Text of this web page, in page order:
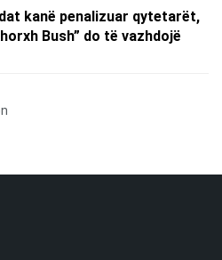
kanë penalizuar qytetarët,
Bush” do të vazhdojë